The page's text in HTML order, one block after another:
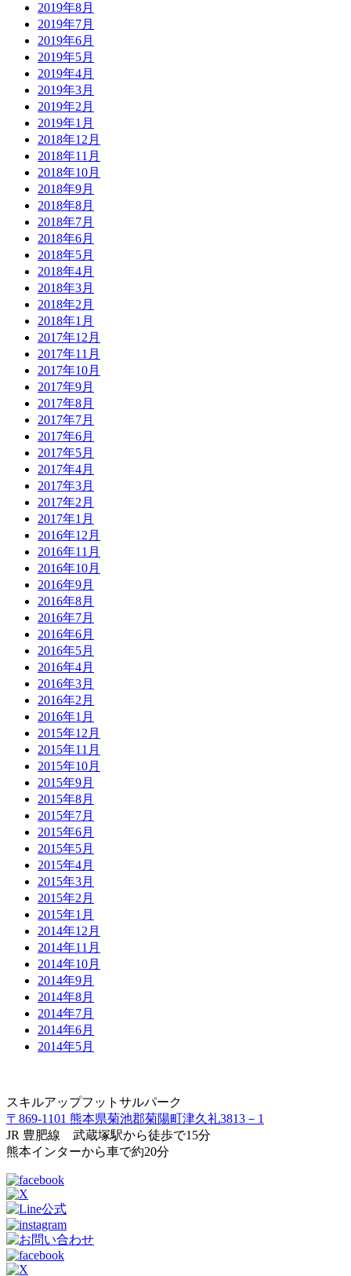
2019年8月
2019年7月
2019年6月
2019年5月
2019年4月
2019年3月
2019年2月
2019年1月
2018年12月
2018年11月
2018年10月
2018年9月
2018年8月
2018年7月
2018年6月
2018年5月
2018年4月
2018年3月
2018年2月
2018年1月
2017年12月
2017年11月
2017年10月
2017年9月
2017年8月
2017年7月
2017年6月
2017年5月
2017年4月
2017年3月
2017年2月
2017年1月
2016年12月
2016年11月
2016年10月
2016年9月
2016年8月
2016年7月
2016年6月
2016年5月
2016年4月
2016年3月
2016年2月
2016年1月
2015年12月
2015年11月
2015年10月
2015年9月
2015年8月
2015年7月
2015年6月
2015年5月
2015年4月
2015年3月
2015年2月
2015年1月
2014年12月
2014年11月
2014年10月
2014年9月
2014年8月
2014年7月
2014年6月
2014年5月
スキルアップフットサルパーク
〒869-1101 熊本県菊池郡菊陽町津久礼3813－1
JR 豊肥線 武蔵塚駅から徒歩で15分
熊本インターから車で約20分